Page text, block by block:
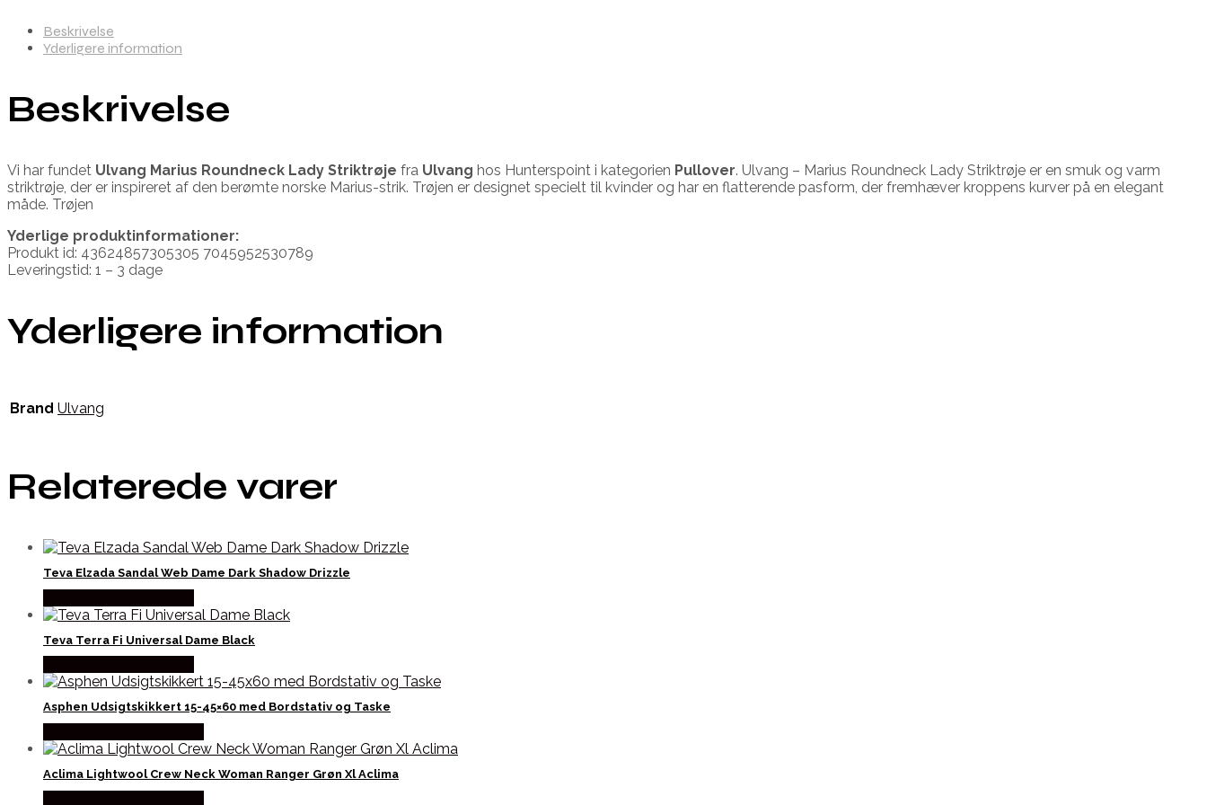
Beskrivelse
Yderligere information
Beskrivelse
Vi har fundet Ulvang Marius Roundneck Lady Striktrøje fra Ulvang hos Hunterspoint i kategorien Pullover. Ulvang – Marius Roundneck Lady Striktrøje er en smuk og varm
striktrøje, der er inspireret af den berømte norske Marius-strik. Trøjen er designet specielt til kvinder og har en flatterende pasform, der fremhæver kroppens kurver på en elegant
måde. Trøjen
Yderlige produktinformationer:
Produkt id: 43624857305305 7045952530789
Leveringstid: 1 – 3 dage
Yderligere information
Brand Ulvang
Relaterede varer
Teva Elzada Sandal Web Dame Dark Shadow Drizzle
Teva Terra Fi Universal Dame Black
Asphen Udsigtskikkert 15-45×60 med Bordstativ og Taske
Aclima Lightwool Crew Neck Woman Ranger Grøn Xl Aclima